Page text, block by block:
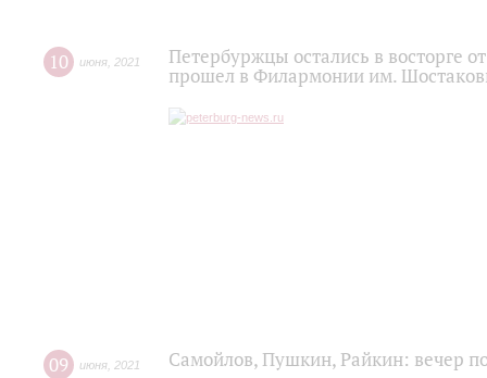
10 июня 2021
Петербуржцы остались в восторге
прошел в Филармонии им.
09 июня 2021 Самойлов, Пушкин, Райкин: вечер